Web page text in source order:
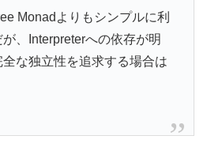
Monadよりもシンプルに利
、Interpreterへの依存が明
な独立性を追求する場合は